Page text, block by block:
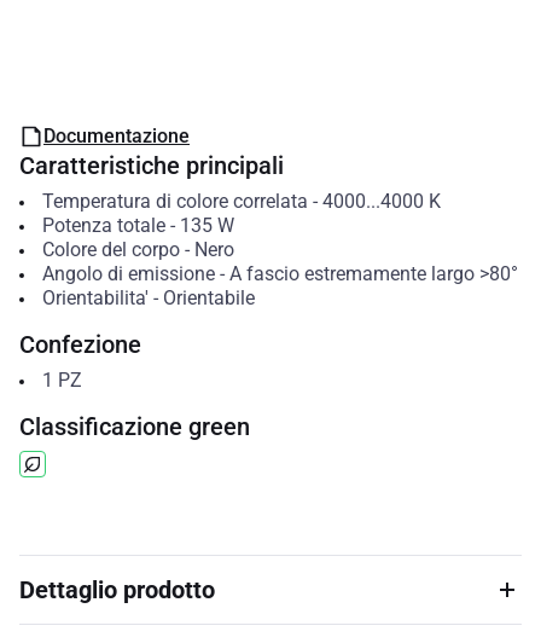
Documentazione
Caratteristiche principali
Temperatura di colore correlata - 4000...4000 K
Potenza totale- 135 W
Colore del corpo- Nero
Angolo di emissione- A fascio estremamente largo >80°
Orientabilita' - Orientabile
Confezione
1 PZ
Classificazione green
Dettaglio prodotto